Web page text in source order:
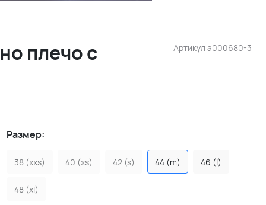
Артикул a000680-3
плечо с
Размер:
38 (xxs) 40 (xs) 42 (s) 44 (m) 46 (l)
48 (xl)